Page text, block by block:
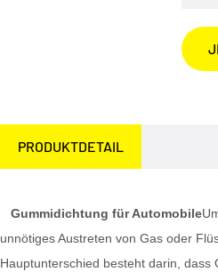
PRODUKTDETAIL
Gummidichtung für Automobile
unnötiges Austreten von Gas oder
Hauptunterschied besteht darin,